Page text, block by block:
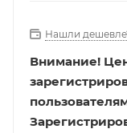
Нашли
Внимание!